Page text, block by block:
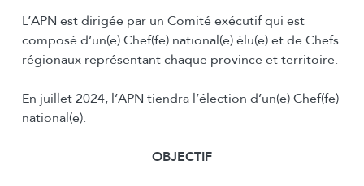
L’APN est dirigée par un Comité exécutif qui est
composé d’un(e) Chef(fe) national(e) élu(e) et de Chefs
régionaux représentant chaque province et territoire.
En juillet 2024, l’APN tiendra l’élection d’un(e) Chef(fe)
national(e).
OBJECTIF